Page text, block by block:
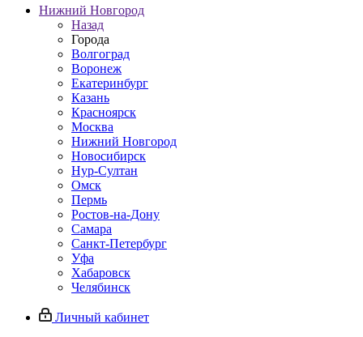
Нижний Новгород
Назад
Города
Волгоград
Воронеж
Екатеринбург
Казань
Красноярск
Москва
Нижний Новгород
Новосибирск
Нур-Султан
Омск
Пермь
Ростов-на-Дону
Самара
Санкт-Петербург
Уфа
Хабаровск
Челябинск
Личный кабинет